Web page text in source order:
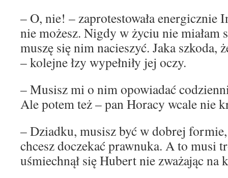
– O, nie! – zaprotestowała energicznie
nie możesz. Nigdy w życiu nie miałam
muszę się nim nacieszyć. Jaka szkoda,
– kolejne łzy wypełniły jej oczy.
– Musisz mi o nim opowiadać
Ale potem też – pan Horacy wcale nie
– Dziadku, musisz być w dobrej
chcesz doczekać prawnuka. A to musi
uśmiechnął się Hubert nie zważając na